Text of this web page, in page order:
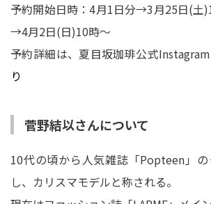
予約開始日時：4月1日分→3月25日(
→4月2日(日)10時〜
予約詳細は、夏目坂珈琲公式
り
菅野結以さんについて
10代の頃から人気雑誌「Popteen」
し、カリスマモデルと称される。